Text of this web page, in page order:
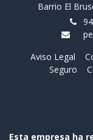
Barrio El
Aviso Legal
Seguro
Esta empresa ha